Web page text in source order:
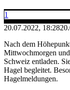
1
20.07.2022, 18:28
Nach dem
Mittwochmorgen
Schweiz entladen.
Hagel begleitet.
Hagelmeldungen.